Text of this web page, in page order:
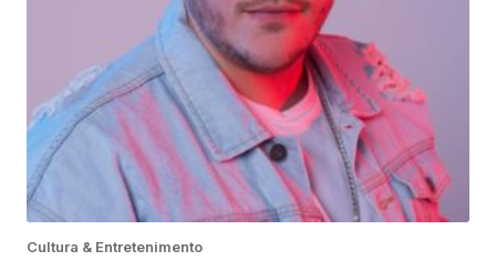
Cultura & Entretenimento